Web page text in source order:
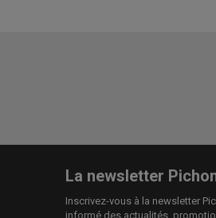
La newsletter
Inscrivez-vous à la newsletter
informé des actualités,